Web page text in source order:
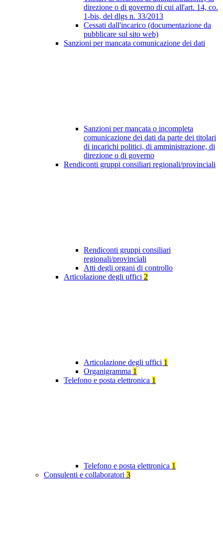
direzione o di governo di cui all'art. 14, co.
1-bis, del dlgs n. 33/2013
Cessati dall'incarico (documentazione da
pubblicare sul sito web)
Sanzioni per mancata comunicazione dei dati
Sanzioni per mancata o incompleta
comunicazione dei dati da parte dei titolari
di incarichi politici, di amministrazione, di
direzione o di governo
Rendiconti gruppi consiliari regionali/provinciali
Rendiconti gruppi consiliari
regionali/provinciali
Atti degli organi di controllo
Articolazione degli uffici 2
Articolazione degli uffici 1
Organigramma 1
Telefono e posta elettronica 1
Telefono e posta elettronica 1
Consulenti e collaboratori 3